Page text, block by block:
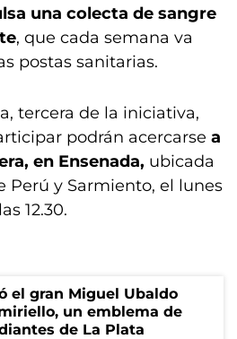
una colecta de sangre
, que cada semana va
postas sanitarias.
tercera de la iniciativa,
podrán acercarse a
en Ensenada, ubicada
Perú y Sarmiento, el lunes
12.30.
el gran Miguel Ubaldo
un emblema de
de La Plata